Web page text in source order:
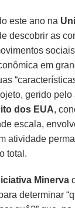
este ano na
descobrir as
em
gerido pelo
dos EUA,
escala,
atividade
total.
Minerva
determinar